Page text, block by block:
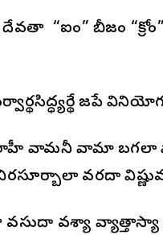
“ఐం” బీజం “క్రోం”
జపే
వామనీ వామా బగలా
వరదా
వశ్యా